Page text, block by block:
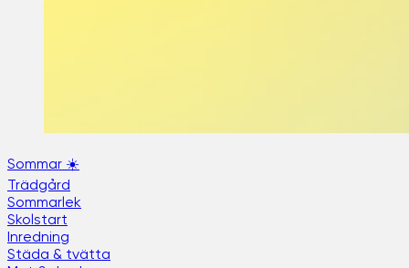
Sommar ☀️
Trädgård
Sommarlek
Skolstart
Inredning
Städa & tvätta